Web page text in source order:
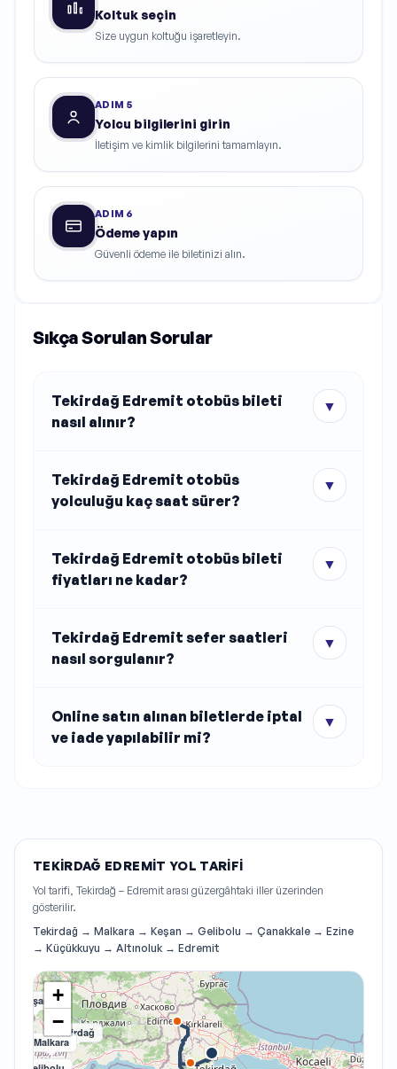
Koltuk seçin
Size uygun koltuğu işaretleyin.
ADIM 5
Yolcu bilgilerini girin
İletişim ve kimlik bilgilerini tamamlayın.
ADIM 6
Ödeme yapın
Güvenli ödeme ile biletinizi alın.
Sıkça Sorulan Sorular
Tekirdağ Edremit otobüs bileti
nasıl alınır?
▼
Tekirdağ Edremit otobüs
yolculuğu kaç saat sürer?
▼
Tekirdağ Edremit otobüs bileti
fiyatları ne kadar?
▼
Tekirdağ Edremit sefer saatleri
nasıl sorgulanır?
▼
Online satın alınan biletlerde iptal
ve iade yapılabilir mi?
▼
TEKIRDAĞ EDREMIT YOL TARIFI
Yol tarifi, Tekirdağ – Edremit arası güzergâhtaki iller üzerinden
gösterilir.
Tekirdağ → Malkara → Keşan → Gelibolu → Çanakkale → Ezine
→ Küçükkuyu → Altınoluk → Edremit
Tekirdağ
Malkara
Keşan +
−